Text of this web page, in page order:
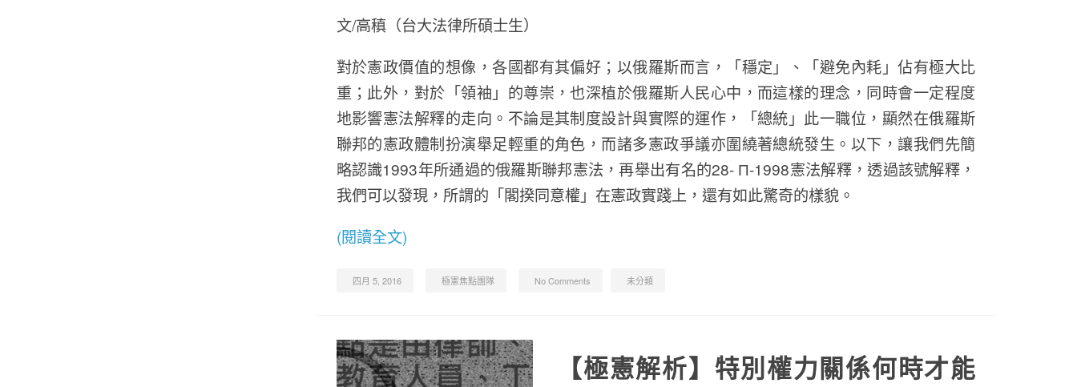
文/高稹（台大法律所碩士生）
對於憲政價值的想像，各國都有其偏好；以俄羅斯而言，「穩定」、「避免內耗」佔有極大比
重；此外，對於「領袖」的尊崇，也深植於俄羅斯人民心中，而這樣的理念，同時會一定程度
地影響憲法解釋的走向。不論是其制度設計與實際的運作，「總統」此一職位，顯然在俄羅斯
聯邦的憲政體制扮演舉足輕重的角色，而諸多憲政爭議亦圍繞著總統發生。以下，讓我們先簡
略認識1993年所通過的俄羅斯聯邦憲法，再舉出有名的28- П-1998憲法解釋，透過該號解釋，
我們可以發現，所謂的「閣揆同意權」在憲政實踐上，還有如此驚奇的樣貌。
(閱讀全文)
四月 5, 2016 極憲焦點團隊 No Comments 未分類
【極憲解析】特別權力關係何時才能